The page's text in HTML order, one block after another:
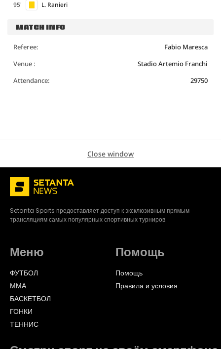
95' L. Ranieri
MATCH INFO
Referee:
Fabio Maresca
Venue :
Stadio Artemio Franchi
Attendance:
29750
Close window
Setanta Sports предоставляет доступ к эксклюзивным прямым
трансляциям самых популярных спортивных турниров.
Меню
ФУТБОЛ
ММА
БАСКЕТБОЛ
ГОНКИ
ТЕННИС
Помощь
Помощь
Правила и условия